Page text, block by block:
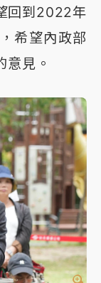
回到2022年
希望內政部
意見。